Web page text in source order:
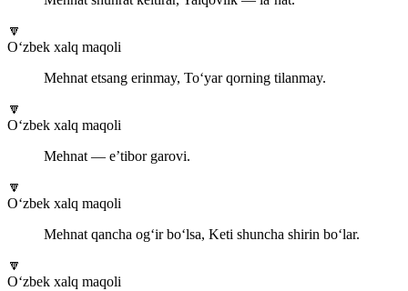
🔽
O‘zbek xalq maqoli
Mehnat etsang erinmay, To‘yar qorning tilanmay.
🔽
O‘zbek xalq maqoli
Mehnat — e’tibor garovi.
🔽
O‘zbek xalq maqoli
Mehnat qancha og‘ir bo‘lsa, Keti shuncha shirin bo‘lar.
🔽
O‘zbek xalq maqoli